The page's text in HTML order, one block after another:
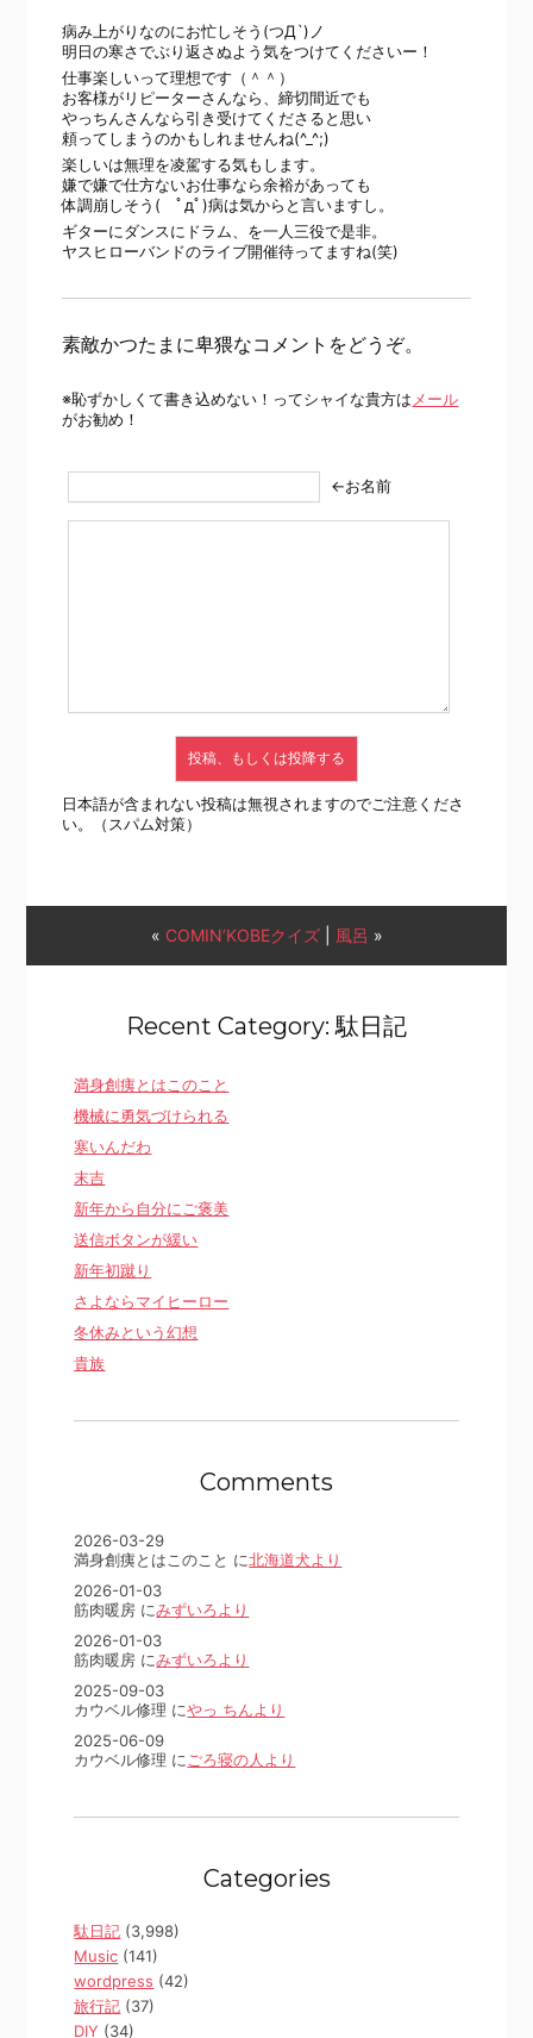
病み上がりなのにお忙しそう(つД`)ノ
明日の寒さでぶり返さぬよう気をつけてくださいー！
仕事楽しいって理想です（＾＾）
お客様がリピーターさんなら、締切間近でも
やっちんさんなら引き受けてくださると思い
頼ってしまうのかもしれませんね(^_^;)
楽しいは無理を凌駕する気もします。
嫌で嫌で仕方ないお仕事なら余裕があっても
体調崩しそう( ﾟдﾟ)病は気からと言いますし。
ギターにダンスにドラム、を一人三役で是非。
ヤスヒローバンドのライブ開催待ってますね(笑)
素敵かつたまに卑猥なコメントをどうぞ。
※恥ずかしくて書き込めない！ってシャイな貴方は メール
がお勧め！
←お名前
日本語が含まれない投稿は無視されますのでご注意くださ
い。（スパム対策）
« COMIN’KOBEクイズ| 風呂 »
Recent Category: 駄日記
満身創痍とはこのこと
機械に勇気づけられる
寒いんだわ
末吉
新年から自分にご褒美
送信ボタンが緩い
新年初蹴り
さよならマイヒーロー
冬休みという幻想
貴族
Comments
2026-03-29
満身創痍とはこのこと に北海道犬より
2026-01-03
筋肉暖房 にみずいろより
2026-01-03
筋肉暖房 にみずいろより
2025-09-03
カウベル修理 にやっ ちんより
2025-06-09
カウベル修理 に ごろ寝の人より
Categories
駄日記 (3,998)
Music (141)
wordpress (42)
旅行記 (37)
DIY (34)